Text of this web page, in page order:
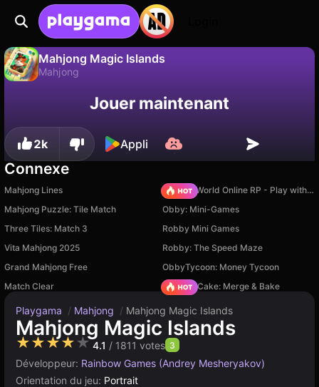
Mahjong Magic Islands
Mahjong
progression !
Non Enregistrer
Jouer maintenant
2k Appli
Connexe
Mahjong Lines
Sprunki World Online RP - Play with Friends!
Mahjong Puzzle: Tile Match
Obby: Mini-Games
Three Tiles: Match 3
Robby Mini Games
Vita Mahjong 2025
Robby: The Speed Maze
Grand Mahjong Free
ObbyTycoon: Money Tycoon
Match Clear
Piece of Cake: Merge & Bake
Playgama / Mahjong / Mahjong Magic Islands
Mahjong Magic Islands
★★★★★4.1 / 1811 votes 3
Développeur: Rainbow Games (Andrey Mesheryakov)
Orientation du jeu: Portrait